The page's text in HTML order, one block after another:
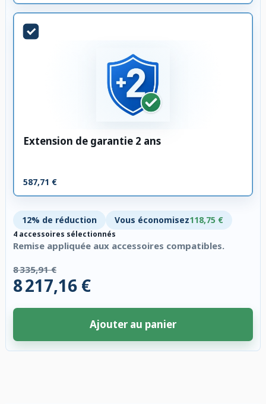
Extension de garantie 2 ans
587,71 €
12% de réduction Vous économisez118,75 €
4 accessoires sélectionnés
Remise appliquée aux accessoires compatibles.
8 335,91 €
8 217,16 €
Ajouter au panier